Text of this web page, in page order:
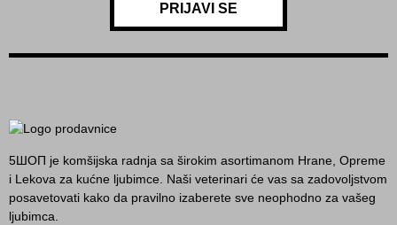
PRIJAVI SE
5ШОП je komšijska radnja sa širokim asortimanom Hrane, Opreme
i Lekova za kućne ljubimce. Naši veterinari će vas sa zadovoljstvom
posavetovati kako da pravilno izaberete sve neophodno za vašeg
ljubimca.